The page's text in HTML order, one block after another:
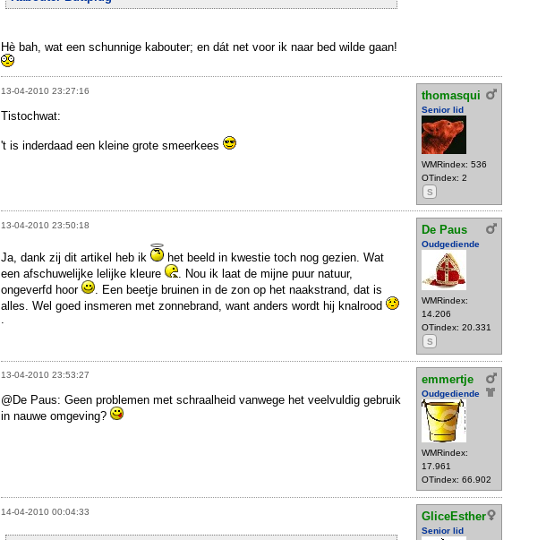
Hè bah, wat een schunnige kabouter; en dát net voor ik naar bed wilde gaan!
13-04-2010 23:27:16 thomasqui
Senior lid
WMRindex: 536
OTindex: 2
S
Tistochwat:
't is inderdaad een kleine grote smeerkees
13-04-2010 23:50:18 De Paus
Oudgediende
WMRindex:
14.206
OTindex: 20.331
S
Ja, dank zij dit artikel heb ik
het beeld in kwestie toch nog gezien. Wat
een afschuwelijke lelijke kleure
. Nou ik laat de mijne puur natuur,
ongeverfd hoor
. Een beetje bruinen in de zon op het naakstrand, dat is
alles. Wel goed insmeren met zonnebrand, want anders wordt hij knalrood
13-04-2010 23:53:27 emmertje
Oudgediende
WMRindex:
17.961
OTindex: 66.902
@De Paus: Geen problemen met schraalheid vanwege het veelvuldig gebruik
in nauwe omgeving?
14-04-2010 00:04:33 GliceEsther
Senior lid